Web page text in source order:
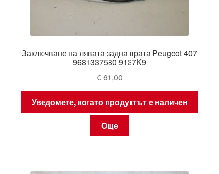
Заключване на лявата задна врата Peugeot 407
9681337580 9137K9
€61,00
Уведомете, когато продуктът е наличен
Още